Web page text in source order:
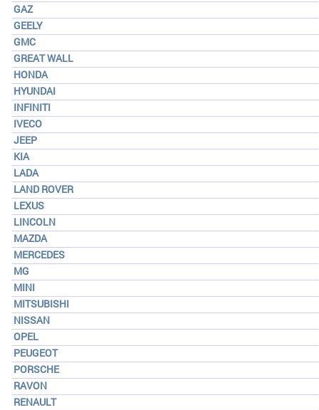
GAZ
GEELY
GMC
GREAT WALL
HONDA
HYUNDAI
INFINITI
IVECO
JEEP
KIA
LADA
LAND ROVER
LEXUS
LINCOLN
MAZDA
MERCEDES
MG
MINI
MITSUBISHI
NISSAN
OPEL
PEUGEOT
PORSCHE
RAVON
RENAULT